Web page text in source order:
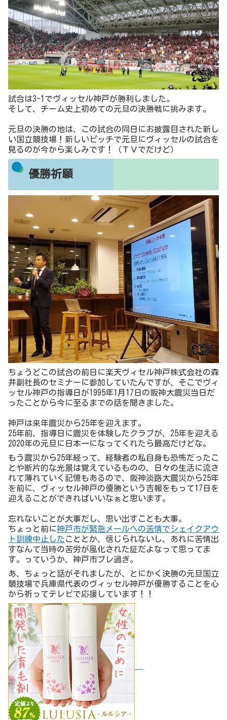
試合は3-1でヴィッセル神戸が勝利しました。
そして、チーム史上初めての元旦の決勝戦に挑みます。
元旦の決勝の地は、この試合の同日にお披露目された新し
い国立競技場！新しいピッチで元旦にヴィッセルの試合を
見るのが今から楽しみです！（ＴＶでだけど）
優勝祈願
ちょうどこの試合の前日に楽天ヴィセル神戸株式会社の森
井副社長のセミナーに参加していたんですが、そこでヴィ
ッセル神戸の指導日が1995年1月17日の阪神大震災当日だ
ったことから今に至るまでの話を聞きました。
神戸は来年震災から25年を迎えます。
25年前、指導日に震災を体験したクラブが、25年を迎える
2020年の元旦に日本一になってくれたら最高だけどな。
もう震災から25年経って、経験者の私自身も恐怖だったこ
とや断片的な光景は覚えているものの、日々の生活に流さ
れて薄れていく記憶もあるので、阪神淡路大震災から25年
を前に、ヴィッセル神戸の優勝という吉報をもって17日を
迎えることができればいいなぁと思います。
忘れないことが大事だし、思い出すことも大事。
ちょっと前に神戸市が緊急メールへの苦情でシェイクアウ
ト訓練中止した こととか、信じられないし、あれに苦情出
すなんて当時の苦労が風化された証だよなって思ってま
す。っていうか、神戸市ブレ過ぎ。
あ、ちょっと話がそれましたが、とにかく決勝の元旦国立
競技場で兵庫県代表のヴィッセル神戸が優勝することを心
から祈ってテレビで応援しています！！